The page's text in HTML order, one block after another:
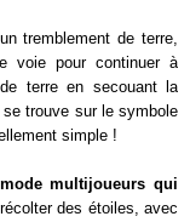
tremblement de terre,
voie pour continuer à
terre en secouant la
trouve sur le symbole
simple !
multijoueurs qui
des étoiles, avec